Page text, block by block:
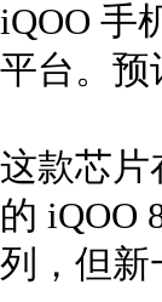
iQOO 手
平台。预
这款芯片
的 iQOO
列，但新